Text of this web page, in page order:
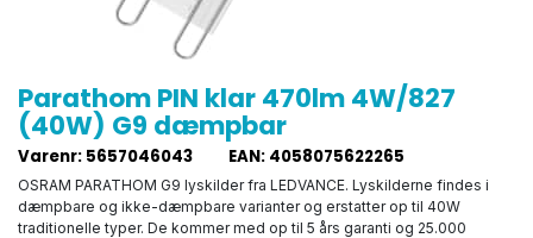
Parathom PIN klar 470lm 4W/827
(40W) G9 dæmpbar
Varenr: 5657046043 EAN: 4058075622265
OSRAM PARATHOM G9 lyskilder fra LEDVANCE. Lyskilderne findes i
dæmpbare og ikke-dæmpbare varianter og erstatter op til 40W
traditionelle typer. De kommer med op til 5 års garanti og 25.000